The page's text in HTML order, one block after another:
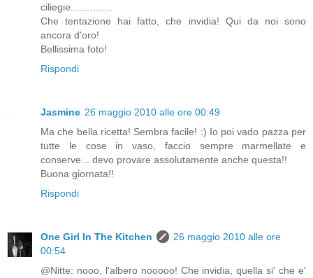
ciliegie...............
Che tentazione hai fatto, che invidia! Qui da noi sono
ancora d'oro!
Bellissima foto!
Rispondi
Jasmine 26 maggio 2010 alle ore 00:49
Ma che bella ricetta! Sembra facile! :) Io poi vado pazza per
tutte le cose in vaso, faccio sempre marmellate e
conserve... devo provare assolutamente anche questa!!
Buona giornata!!
Rispondi
One Girl In The Kitchen
26 maggio 2010 alle ore
00:54
@Nitte: nooo, l'albero nooooo! Che invidia, quella si' che e'